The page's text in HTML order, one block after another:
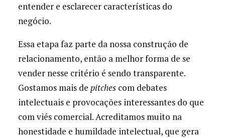
entender e esclarecer características do
negócio.
Essa etapa faz parte da nossa construção de
relacionamento, então a melhor forma de se
vender nesse critério é sendo transparente.
Gostamos mais de pitchescom debates
intelectuais e provocações interessantes do que
com viés comercial. Acreditamos muito na
honestidade e humildade intelectual, que gera